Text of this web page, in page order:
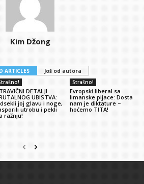
Kim Džong
ARTICLES
Još od autora
DETALJI
UBISTVA:
joj glavu i noge,
utrobu i pekli
ražnju!
Strašno!
Evropski liberal sa
limanske pijace: Dosta
nam je diktature –
hoćemo TITA!